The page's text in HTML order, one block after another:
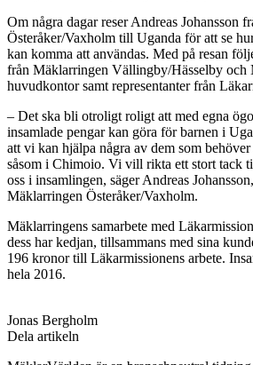
Om några dagar reser Andreas Johansson
Österåker/Vaxholm till Uganda för att se
kan komma att användas. Med på resan
från Mäklarringen Vällingby/Hässelby och
huvudkontor samt representanter från
– Det ska bli otroligt roligt att med egna
insamlade pengar kan göra för barnen i
att vi kan hjälpa några av dem som
såsom i Chimoio. Vi vill rikta ett stort tack
oss i insamlingen, säger Andreas
Mäklarringen Österåker/Vaxholm.
Mäklarringens samarbete med
dess har kedjan, tillsammans med sina
196 kronor till Läkarmissionens arbete.
hela 2016.
Jonas Bergholm
Dela artikeln